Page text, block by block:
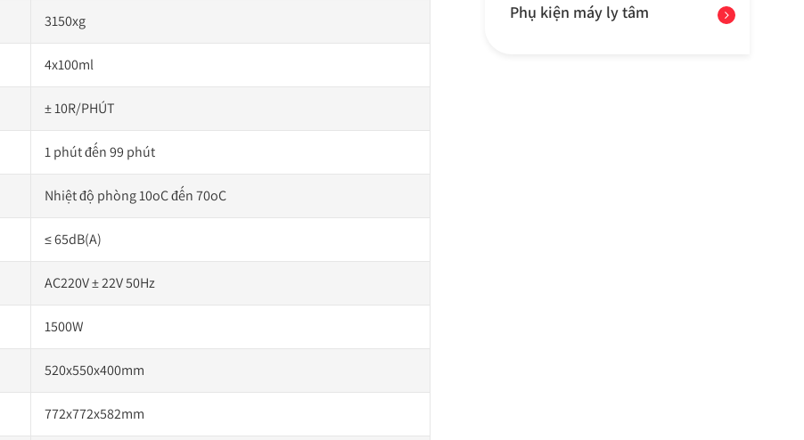
3150xg
4x100ml
± 10R/PHÚT
1 phút đến 99 phút
Nhiệt độ phòng 10oC đến 70oC
≤ 65dB(A)
AC220V ± 22V 50Hz
1500W
520x550x400mm
772x772x582mm
Phụ kiện máy ly tâm